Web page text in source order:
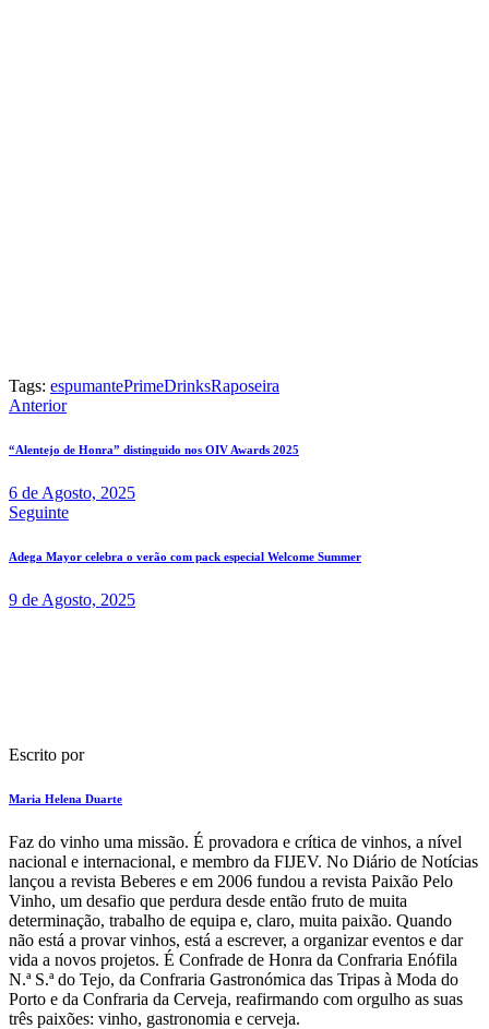
Tags: espumantePrimeDrinksRaposeira
Navegação
de
Anterior
“Alentejo de Honra” distinguido nos OIV Awards 2025
6 de Agosto, 2025
Seguinte
Adega Mayor celebra o verão com pack especial Welcome Summer
9 de Agosto, 2025
Escrito por
Maria Helena Duarte
F​az do vinho uma missão. É provadora e crítica de vinhos​, a nível
nacional e internacional, e membro da FIJEV. ​No Diário de Notícias​
lançou a revista Beberes​ e em 2006 fundou a revista Paixão Pelo
Vinho, um desafio que perdura​ desde então fruto de muita
determinação, trabalho de equipa e, claro, muita paixão. Quando
não está a provar vinhos, está a escrever, a organizar eventos e dar
vida a novos projetos​. É Confrade de Honra da Confraria Enófila
N.ª S.ª do Tejo, da Confraria Gastronómica das Tripas à Moda do
Porto e da Confraria da Cerveja, reafirmando com orgulho as suas
três paixões: vinho, gastronomia e cerveja.